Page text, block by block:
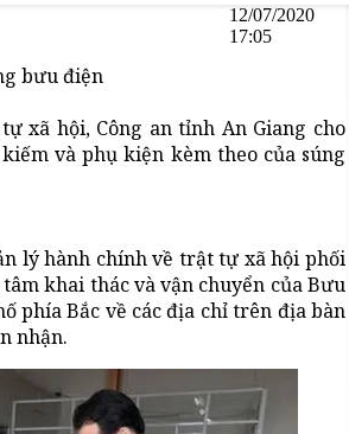
12/07/2020
17:05
bưu điện
xã hội, Công an tỉnh An Giang cho
và phụ kiện kèm theo của súng
lý hành chính về trật tự xã hội phối
khai thác và vận chuyển của Bưu
phía Bắc về các địa chỉ trên địa bàn
nhận.